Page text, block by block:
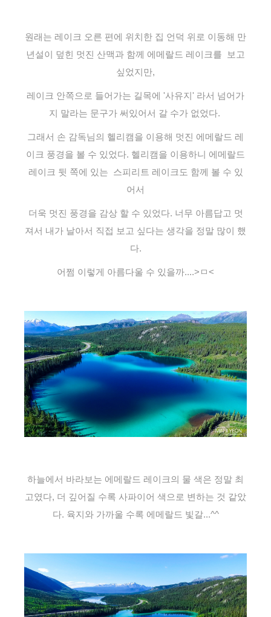
원래는 레이크 오른 편에 위치한 집 언덕 위로 이동해 만
년설이 덮힌 멋진 산맥과 함께 에메랄드 레이크를 보고
싶었지만,
레이크 안쪽으로 들어가는 길목에 '사유지' 라서 넘어가
지 말라는 문구가 써있어서 갈 수가 없었다.
그래서 손 감독님의 헬리캠을 이용해 멋진 에메랄드 레
이크 풍경을 볼 수 있었다. 헬리캠을 이용하니 에메랄드
레이크 뒷 쪽에 있는 스피리트 레이크도 함께 볼 수 있
어서
더욱 멋진 풍경을 감상 할 수 있었다. 너무 아름답고 멋
져서 내가 날아서 직접 보고 싶다는 생각을 정말 많이 했
다.
어쩜 이렇게 아름다울 수 있을까....>ㅁ<
하늘에서 바라보는 에메랄드 레이크의 물 색은 정말 최
고였다, 더 깊어질 수록 사파이어 색으로 변하는 것 같았
다. 육지와 가까울 수록 에메랄드 빛갈...^^